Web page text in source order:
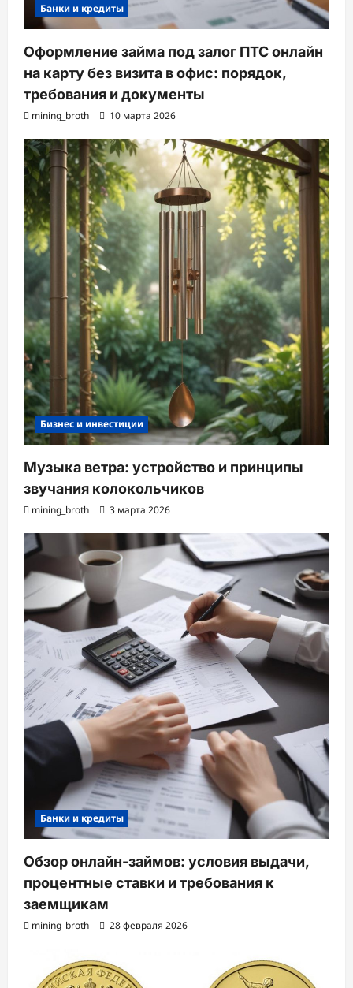
Банки и кредиты
Оформление займа под залог ПТС онлайн
на карту без визита в офис: порядок,
требования и документы
mining_broth 10 марта 2026
Бизнес и инвестиции
Музыка ветра: устройство и принципы
звучания колокольчиков
mining_broth 3 марта 2026
Банки и кредиты
Обзор онлайн-займов: условия выдачи,
процентные ставки и требования к
заемщикам
mining_broth 28 февраля 2026